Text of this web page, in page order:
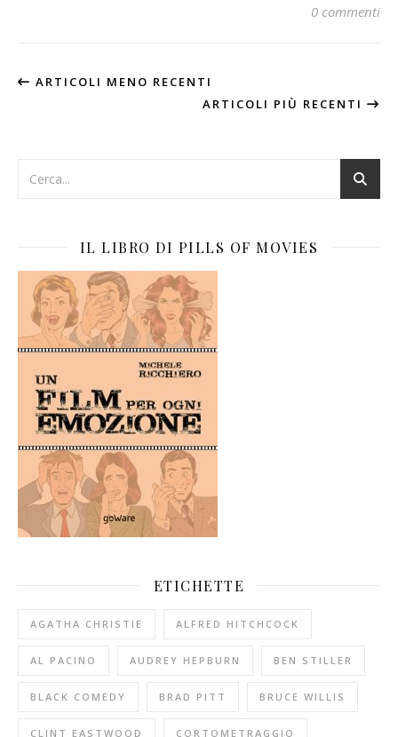
0 commenti
ARTICOLI MENO RECENTI
ARTICOLI PIÙ RECENTI
IL LIBRO DI PILLS OF MOVIES
ETICHETTE
AGATHA CHRISTIE ALFRED HITCHCOCK
AL PACINO AUDREY HEPBURN BEN STILLER
BLACK COMEDY BRAD PITT BRUCE WILLIS
CLINT EASTWOOD CORTOMETRAGGIO